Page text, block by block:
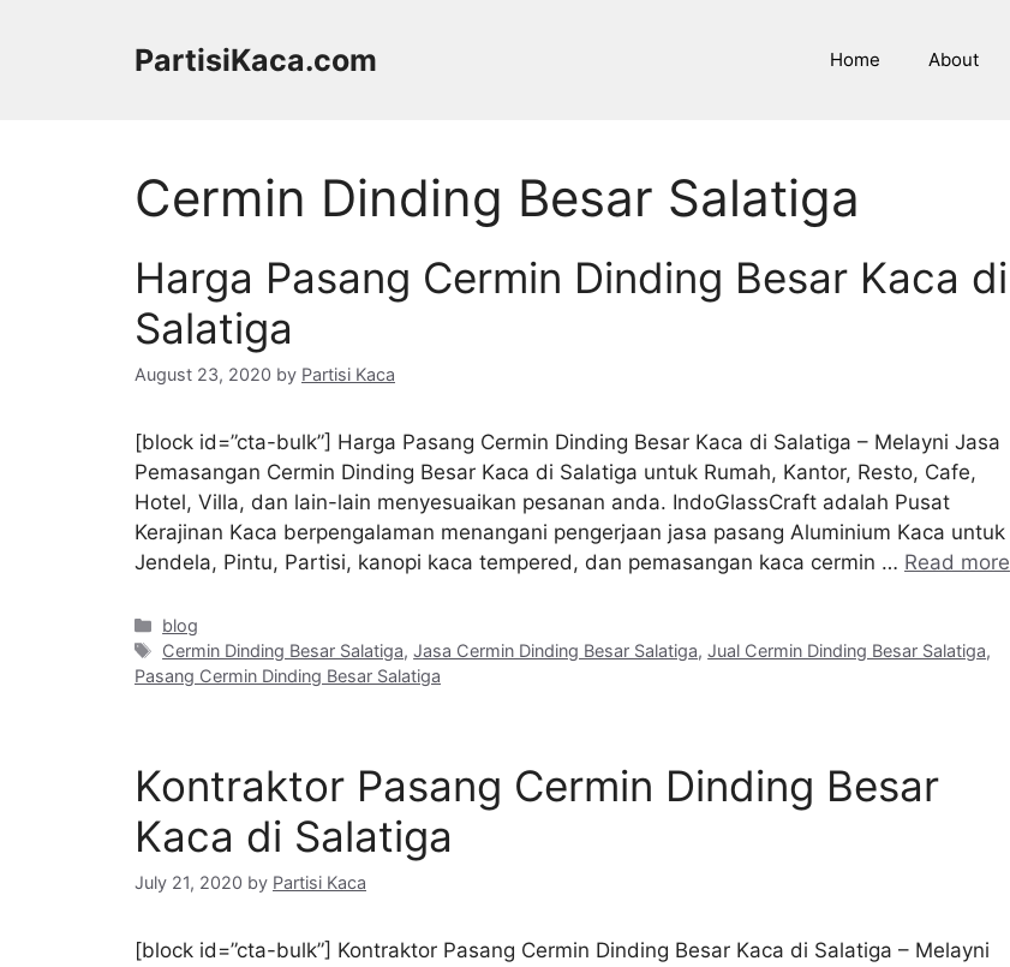
PartisiKaca.com Home About
Cermin Dinding Besar Salatiga
Harga Pasang Cermin Dinding Besar Kaca di
Salatiga
August 23, 2020 by Partisi Kaca
[block id=”cta-bulk”] Harga Pasang Cermin Dinding Besar Kaca di Salatiga – Melayni Jasa
Pemasangan Cermin Dinding Besar Kaca di Salatiga untuk Rumah, Kantor, Resto, Cafe,
Hotel, Villa, dan lain-lain menyesuaikan pesanan anda. IndoGlassCraft adalah Pusat
Kerajinan Kaca berpengalaman menangani pengerjaan jasa pasang Aluminium Kaca untuk
Jendela, Pintu, Partisi, kanopi kaca tempered, dan pemasangan kaca cermin … Read more
Categories
blog
Tags
Cermin Dinding Besar Salatiga,Jasa Cermin Dinding Besar Salatiga,Jual Cermin Dinding Besar Salatiga,
Pasang Cermin Dinding Besar Salatiga
Kontraktor Pasang Cermin Dinding Besar
Kaca di Salatiga
July 21, 2020 by Partisi Kaca
[block id=”cta-bulk”] Kontraktor Pasang Cermin Dinding Besar Kaca di Salatiga – Melayni